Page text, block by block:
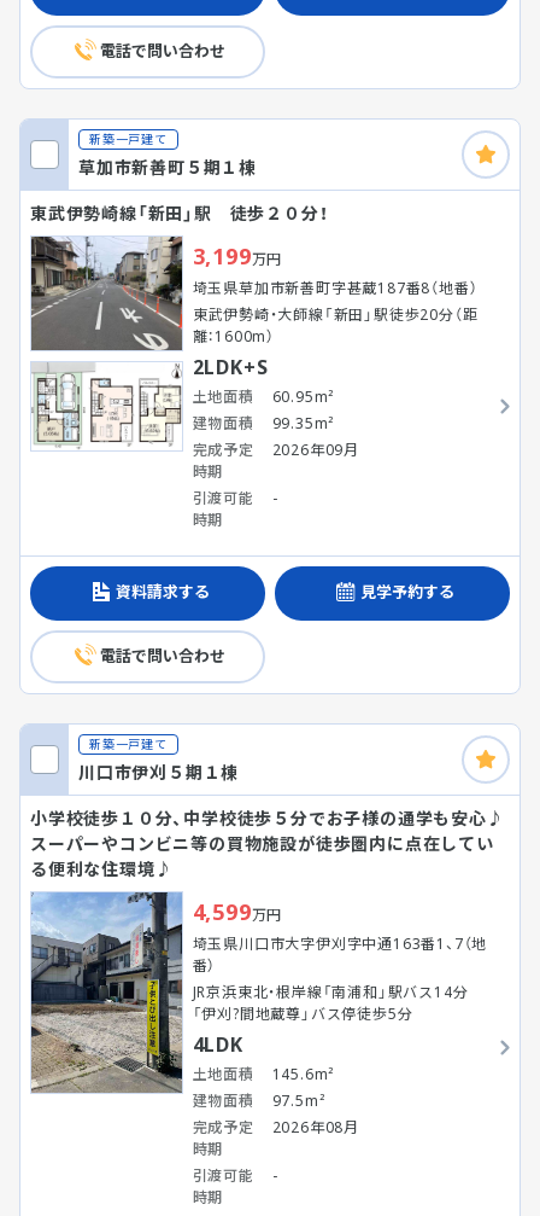
電話で問い合わせ
新築一戸建て
草加市新善町５期１棟
東武伊勢崎線「新田」駅 徒歩２０分！
3,199万円
埼玉県草加市新善町字甚蔵187番8（地番）
東武伊勢崎・大師線「新田」駅徒歩20分（距
離：1600m）
2LDK+S
土地面積
60.95m²
建物面積
99.35m²
完成予定
時期
2026年09月
引渡可能
時期
-
資料請求する 見学予約する
電話で問い合わせ
新築一戸建て
川口市伊刈５期１棟
小学校徒歩１０分、中学校徒歩５分でお子様の通学も安心♪
スーパーやコンビニ等の買物施設が徒歩圏内に点在してい
る便利な住環境♪
4,599万円
埼玉県川口市大字伊刈字中通163番1、7（地
番）
JR京浜東北・根岸線「南浦和」駅バス14分
「伊刈?間地蔵尊」バス停徒歩5分
4LDK
土地面積
145.6m²
建物面積
97.5m²
完成予定
時期
2026年08月
引渡可能
時期
-